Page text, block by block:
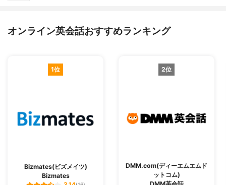
オンライン英会話おすすめランキング
1位
Bizmates(ビズメイツ)
Bizmates
2位
DMM.com(ディーエムエムド
ットコム)